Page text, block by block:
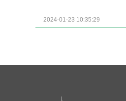
2024-01-23 10:35:29